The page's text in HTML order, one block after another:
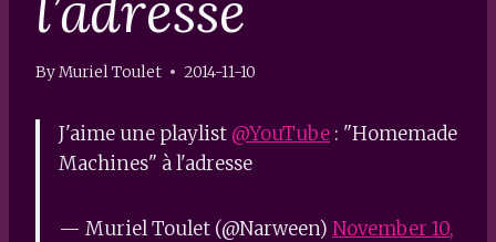
ByMuriel Toulet 2014-11-10
J'aime une playlist @YouTube : "Homemade
Machines" à l'adresse
— Muriel Toulet (@Narween) November 10,